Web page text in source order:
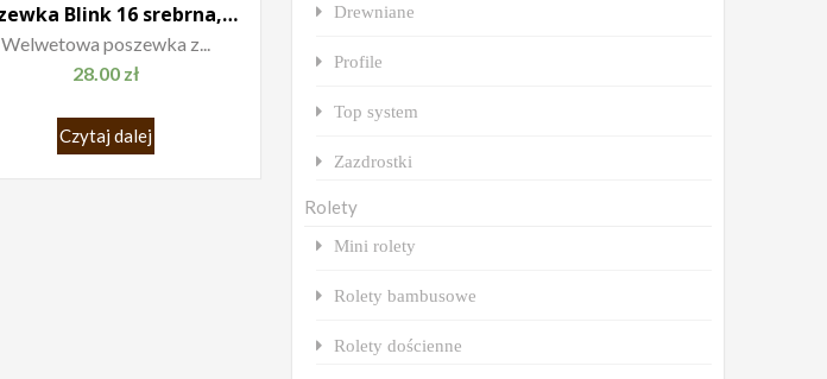
Poszewka Blink 16 srebrna,złota ważka
Welwetowa poszewka z...
28.00 zł
Czytaj dalej
Drewniane
Profile
Top system
Zazdrostki
Rolety
Mini rolety
Rolety bambusowe
Rolety dościenne